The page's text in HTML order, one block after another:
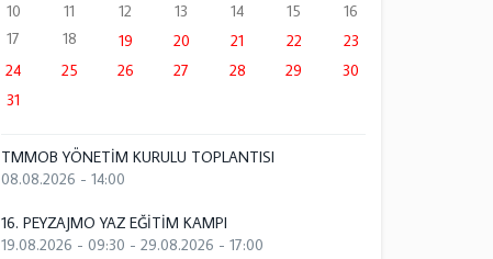
10
11 12 13 14 15
16
17
18 19 20 21 22
23
24
25 26 27 28 29
30
31
TMMOB YÖNETİM KURULU TOPLANTISI
08.08.2026 - 14:00
16. PEYZAJMO YAZ EĞİTİM KAMPI
19.08.2026 - 09:30 -29.08.2026 - 17:00